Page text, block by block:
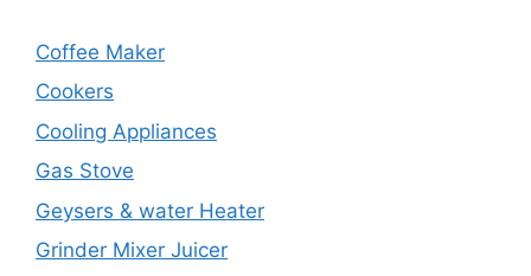
Coffee Maker
Cookers
Cooling Appliances
Gas Stove
Geysers & water Heater
Grinder Mixer Juicer